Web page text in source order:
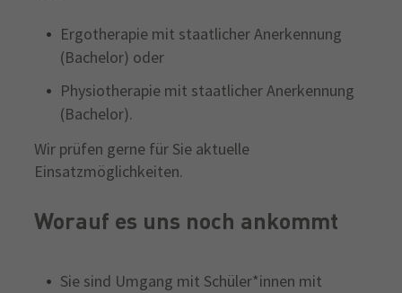
Ergotherapie mit staatlicher Anerkennung
(Bachelor) oder
Physiotherapie mit staatlicher Anerkennung
(Bachelor).
Wir prüfen gerne für Sie aktuelle
Einsatzmöglichkeiten.
Worauf es uns noch ankommt
Sie sind Umgang mit Schüler*innen mit